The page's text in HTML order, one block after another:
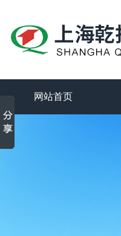
网站首页